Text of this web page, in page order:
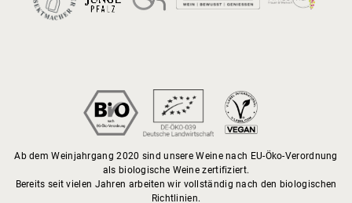
Ab dem Weinjahrgang 2020 sind unsere Weine nach EU-Öko-Verordnung
als biologische Weine zertifiziert.
Bereits seit vielen Jahren arbeiten wir vollständig nach den biologischen
Richtlinien.